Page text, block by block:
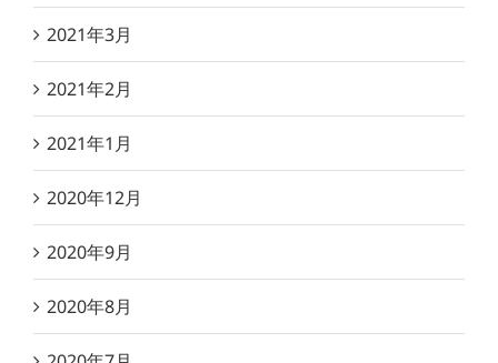
2021年3月
2021年2月
2021年1月
2020年12月
2020年9月
2020年8月